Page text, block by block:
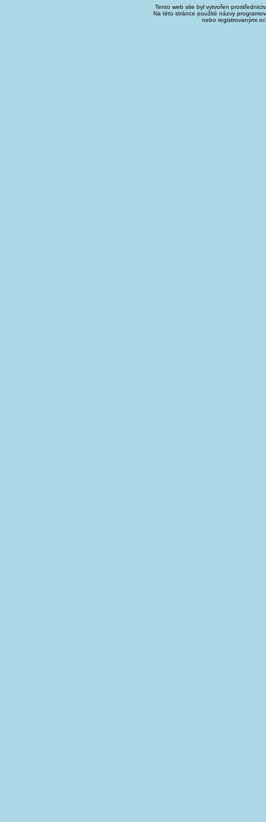
Tento web site byl vytvořen
Na této stránce použité názvy
nebo registrovanými